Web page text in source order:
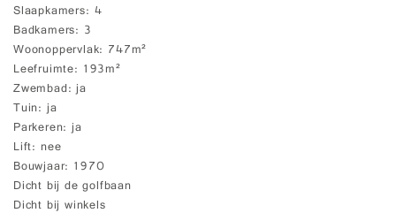
Slaapkamers 4
Badkamers 3
Woonoppervlak 747m²
Leefruimte 193m²
Zwembad ja
Tuin ja
Parkeren ja
Lift nee
Bouwjaar 1970
Dicht bij de golfbaan
Dicht bij winkels